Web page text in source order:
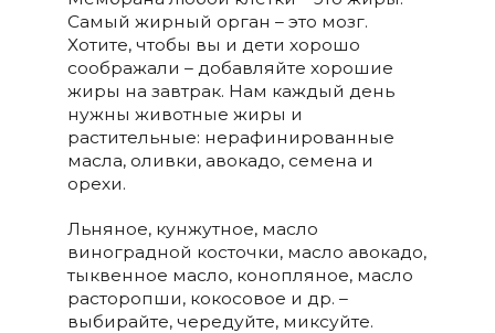
Самый жирный орган – это мозг.
Хотите, чтобы вы и дети хорошо
соображали – добавляйте хорошие
жиры на завтрак. Нам каждый день
нужны животные жиры и
растительные: нерафинированные
масла, оливки, авокадо, семена и
орехи.
Льняное, кунжутное, масло
виноградной косточки, масло авокадо,
тыквенное масло, конопляное, масло
расторопши, кокосовое и др. –
выбирайте, чередуйте, миксуйте.